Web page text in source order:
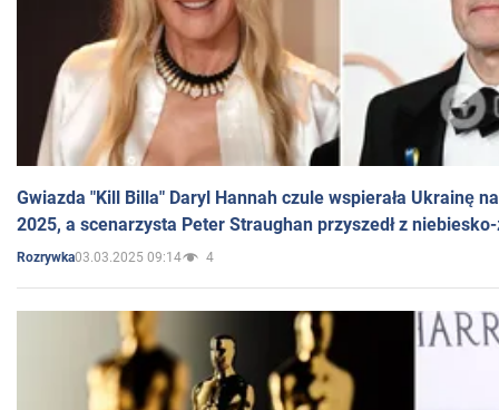
Gwiazda "Kill Billa" Daryl Hannah czule wspierała Ukrainę
2025, a scenarzysta Peter Straughan przyszedł z
Rozrywka03.03.2025 09:14 4